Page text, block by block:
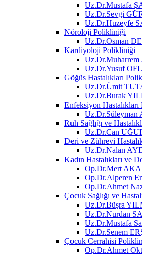
Uz.Dr.Mustafa
Uz.Dr.Sevgi
Uz.Dr.Huzeyfe
Nöroloji Polikliniği
Uz.Dr.Osman
Kardiyoloji Polikliniği
Uz.Dr.Yusuf
Göğüs Hastalıkları
Uz.Dr.Ümit
Uz.Dr.Burak
Enfeksiyon
Uz.Dr.Süleyman
Ruh Sağlığı ve
Uz.Dr.Can
Deri ve Zührevi
Uz.Dr.Nalan
Kadın Hastalıkları ve
Op.Dr.Mert
Op.Dr.Alperen
Op.Dr.Ahmet
Çocuk Sağlığı ve
Uz.Dr.Büşra
Uz.Dr.Nurdan
Uz.Dr.Mustafa
Uz.Dr.Senem
Çocuk Cerrahisi
Op.Dr.Ahmet